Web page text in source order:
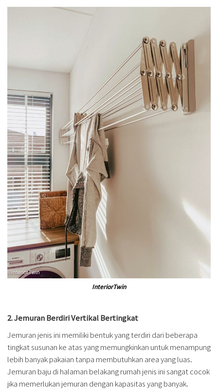
InteriorTwin
2. Jemuran Berdiri Vertikal Bertingkat
Jemuran jenis ini memiliki bentuk yang terdiri dari beberapa
tingkat susunan ke atas yang memungkinkan untuk menampung
lebih banyak pakaian tanpa membutuhkan area yang luas.
Jemuran baju di halaman belakang rumah jenis ini sangat cocok
jika memerlukan jemuran dengan kapasitas yang banyak.